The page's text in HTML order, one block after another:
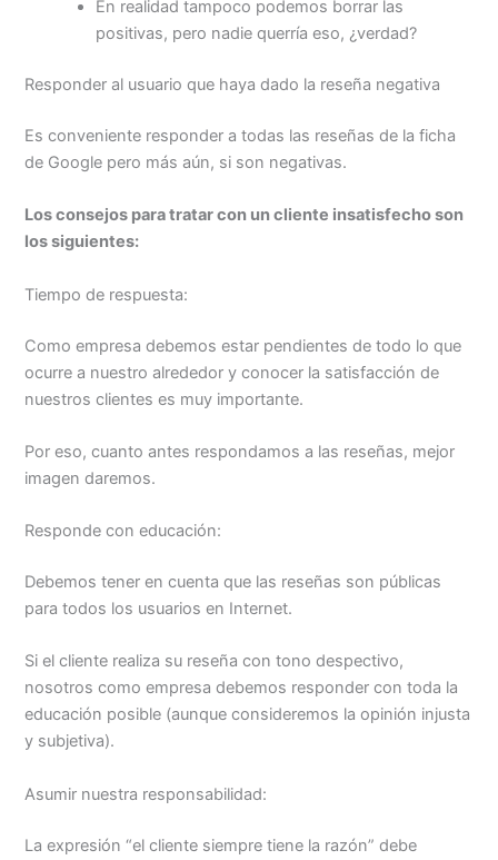
En realidad tampoco podemos borrar las
positivas, pero nadie querría eso, ¿verdad?
Responder al usuario que haya dado la reseña negativa
Es conveniente responder a todas las reseñas de la ficha
de Google pero más aún, si son negativas.
Los consejos para tratar con un cliente insatisfecho son
los siguientes:
Tiempo de respuesta:
Como empresa debemos estar pendientes de todo lo que
ocurre a nuestro alrededor y conocer la satisfacción de
nuestros clientes es muy importante.
Por eso, cuanto antes respondamos a las reseñas, mejor
imagen daremos.
Responde con educación:
Debemos tener en cuenta que las reseñas son públicas
para todos los usuarios en Internet.
Si el cliente realiza su reseña con tono despectivo,
nosotros como empresa debemos responder con toda la
educación posible (aunque consideremos la opinión injusta
y subjetiva).
Asumir nuestra responsabilidad:
La expresión “el cliente siempre tiene la razón” debe